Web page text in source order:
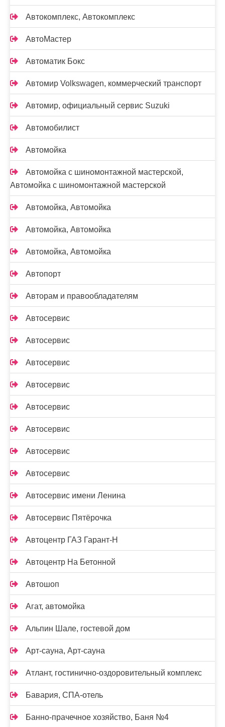
Автокомплекс, Автокомплекс
АвтоМастер
Автоматик Бокс
Автомир Volkswagen, коммерческий транспорт
Автомир, официальный сервис Suzuki
Автомобилист
Автомойка
Автомойка с шиномонтажной мастерской,
Автомойка с шиномонтажной мастерской
Автомойка, Автомойка
Автомойка, Автомойка
Автомойка, Автомойка
Автопорт
Авторам и правообладателям
Автосервис
Автосервис
Автосервис
Автосервис
Автосервис
Автосервис
Автосервис
Автосервис
Автосервис имени Ленина
Автосервис Пятёрочка
Автоцентр ГАЗ Гарант-Н
Автоцентр На Бетонной
Автошоп
Агат, автомойка
Альпин Шале, гостевой дом
Арт-сауна, Арт-сауна
Атлант, гостинично-оздоровительный комплекс
Бавария, СПА-отель
Банно-прачечное хозяйство, Баня №4